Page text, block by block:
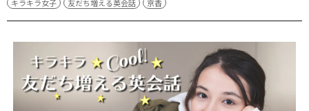
キラキラ女子
友だち増える英会話 京香